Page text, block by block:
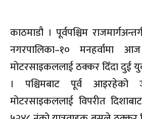
काठमाडौ । पूर्वपश्चिम
नगरपालिका–१० मनहर्वामा
मोटरसाइकललाई ठक्कर दिँदा दुई
। पश्चिमबाट पूर्व
मोटरसाइकललाई विपरीत